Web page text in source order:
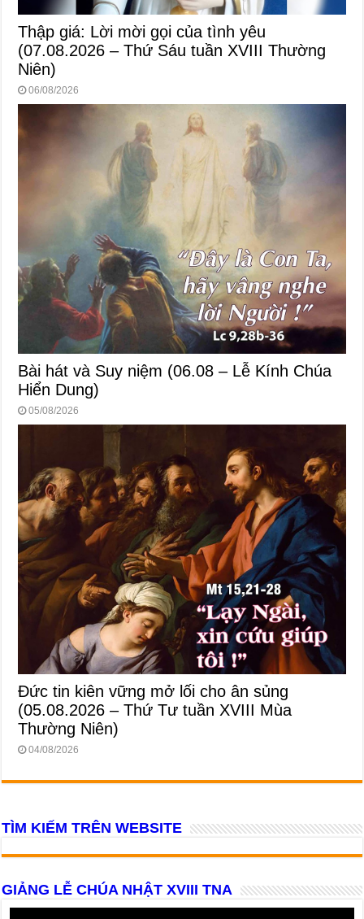
Thập giá: Lời mời gọi của tình yêu
(07.08.2026 – Thứ Sáu tuần XVIII Thường
Niên)
06/08/2026
Bài hát và Suy niệm (06.08 – Lễ Kính Chúa
Hiển Dung)
05/08/2026
Đức tin kiên vững mở lối cho ân sủng
(05.08.2026 – Thứ Tư tuần XVIII Mùa
Thường Niên)
04/08/2026
TÌM KIẾM TRÊN WEBSITE
GIẢNG LỄ CHÚA NHẬT XVIII TNA